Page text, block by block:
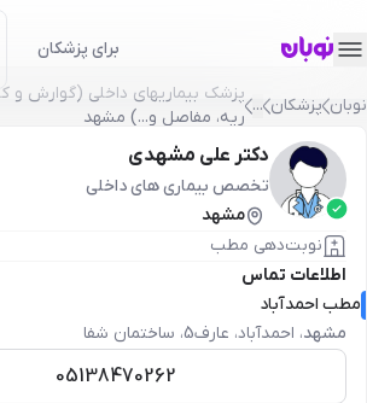
برای پزشکان
نوبان پزشکان ...
پزشک بيماريهاي داخلي (گوارش و
ريه، مفاصل و...) مشهد
دکتر علی مشهدی
تخصص بیماری های داخلی
مشهد
نوبت‌دهی مطب
اطلاعات تماس
مطب احمدآباد
مشهد، احمدآباد، عارف5، ساختمان شفا
05138470262